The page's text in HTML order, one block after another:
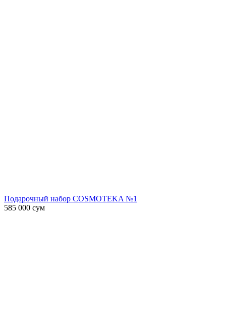
Подарочный набор COSMOTEKA №1
585 000 сум